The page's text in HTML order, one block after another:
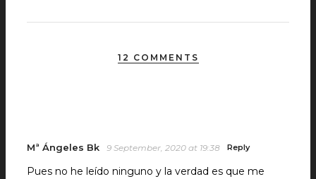
12 COMMENTS
Mª Ángeles Bk 9 September, 2020 at 19:38 Reply
Pues no he leído ninguno y la verdad es que me